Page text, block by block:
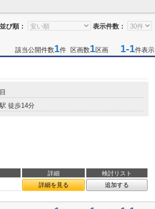
並び順： 表示件数：
該当公開件数1件 区画数1区画 1-1件表示
徒歩14分
詳細 検討リスト
詳細を見る 追加する